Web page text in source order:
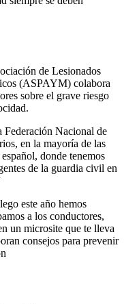
de Lesionados
(ASPAYM) colabora
sobre el grave riesgo
Federación Nacional de
en la mayoría de las
donde tenemos
de la guardia civil en
este año hemos
a los conductores,
un microsite que te lleva
consejos para prevenir